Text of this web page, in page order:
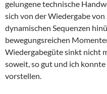
gelungene technische
sich von der Wiedergabe
dynamischen Sequenzen
bewegungsreichen
Wiedergabegüte sinkt nicht
soweit, so gut und ich
vorstellen.